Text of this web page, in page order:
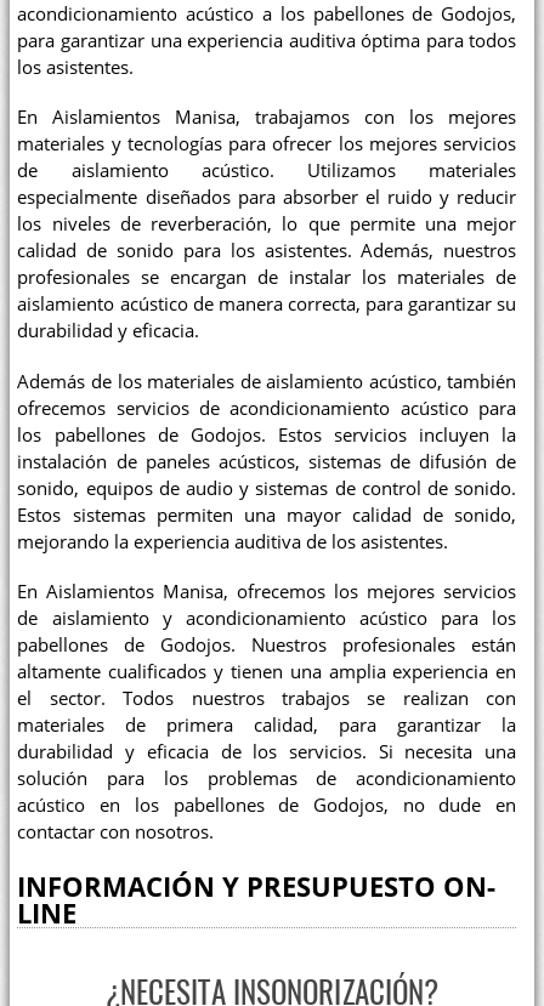
acondicionamiento acústico a los pabellones de Godojos,
para garantizar una experiencia auditiva óptima para todos
los asistentes.
En Aislamientos Manisa, trabajamos con los mejores
materiales y tecnologías para ofrecer los mejores servicios
de aislamiento acústico. Utilizamos materiales
especialmente diseñados para absorber el ruido y reducir
los niveles de reverberación, lo que permite una mejor
calidad de sonido para los asistentes. Además, nuestros
profesionales se encargan de instalar los materiales de
aislamiento acústico de manera correcta, para garantizar su
durabilidad y eficacia.
Además de los materiales de aislamiento acústico, también
ofrecemos servicios de acondicionamiento acústico para
los pabellones de Godojos. Estos servicios incluyen la
instalación de paneles acústicos, sistemas de difusión de
sonido, equipos de audio y sistemas de control de sonido.
Estos sistemas permiten una mayor calidad de sonido,
mejorando la experiencia auditiva de los asistentes.
En Aislamientos Manisa, ofrecemos los mejores servicios
de aislamiento y acondicionamiento acústico para los
pabellones de Godojos. Nuestros profesionales están
altamente cualificados y tienen una amplia experiencia en
el sector. Todos nuestros trabajos se realizan con
materiales de primera calidad, para garantizar la
durabilidad y eficacia de los servicios. Si necesita una
solución para los problemas de acondicionamiento
acústico en los pabellones de Godojos, no dude en
contactar con nosotros.
INFORMACIÓN Y PRESUPUESTO ON-
LINE
¿NECESITA INSONORIZACIÓN?